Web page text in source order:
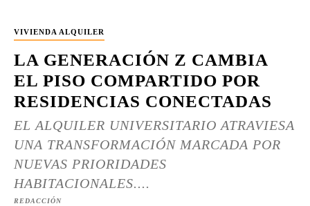
VIVIENDA ALQUILER
LA GENERACIÓN Z CAMBIA
EL PISO COMPARTIDO POR
RESIDENCIAS CONECTADAS
EL ALQUILER UNIVERSITARIO ATRAVIESA
UNA TRANSFORMACIÓN MARCADA POR
NUEVAS PRIORIDADES
HABITACIONALES....
REDACCIÓN